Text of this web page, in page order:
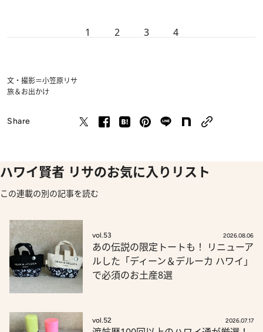
1 2 3 4
文・撮影＝小笠原リサ
旅＆お出かけ
Share
ハワイ賢者 リサのお気に入りリスト
この連載の別の記事を読む
vol.53 2026.08.06
あの伝説の限定トートも！ リニューア
ルした「ディーン＆デルーカ ハワイ」
で必須のお土産8選
vol.52 2026.07.17